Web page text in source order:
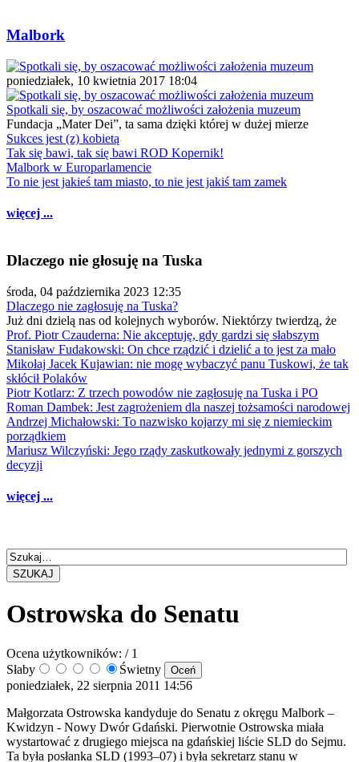
Malbork
poniedziałek, 10 kwietnia 2017 18:04
Spotkali się, by oszacować możliwości założenia muzeum
Fundacja „Mater Dei”, ta sama dzięki której w dużej mierze
Sukces jest (z) kobietą
Tak się bawi, tak się bawi ROD Kopernik!
Malbork w Europarlamencie
To nie jest jakieś tam miasto, to nie jest jakiś tam zamek
więcej ...
Dlaczego nie głosuję na Tuska
środa, 04 października 2023 12:35
Dlaczego nie zagłosuję na Tuska?
Już dni dzielą nas od kolejnych wyborów. Niektórzy twierdzą, że
Prof. Piotr Czauderna: Nie akceptuję, gdy gardzi się słabszym
Stanisław Fudakowski: On chce rządzić i dzielić a to jest za mało
Mikołaj Jacek Kujawian: nie mogę wybaczyć panu Tuskowi, że tak
skłócił Polaków
Piotr Kotlarz: Z trzech powodów nie zagłosuję na Tuska i PO
Roman Dambek: Jest zagrożeniem dla naszej tożsamości narodowej
Andrzej Michałowski: To nazwisko kojarzy mi się z niemieckim
porządkiem
Mariusz Wilczyński: Jego rządy zaskutkowały jednymi z gorszych
decyzji
więcej ...
SZUKAJ
Ostrowska do Senatu
Ocena użytkowników: / 1
Słaby
Świetny
poniedziałek, 22 sierpnia 2011 14:56
Małgorzata Ostrowska kandyduje do Senatu z okręgu Malbork –
Kwidzyn - Nowy Dwór Gdański. Pierwotnie Ostrowska miała
wystartować z drugiego miejsca na gdańskiej liście SLD do Sejmu.
Ta była posłanka SLD (1993–07) i była sekretarz stanu w